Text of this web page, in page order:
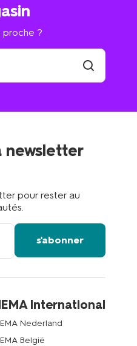
proche ?
trouver
newsletter
pour rester au
s'abonner
International
Nederland
België